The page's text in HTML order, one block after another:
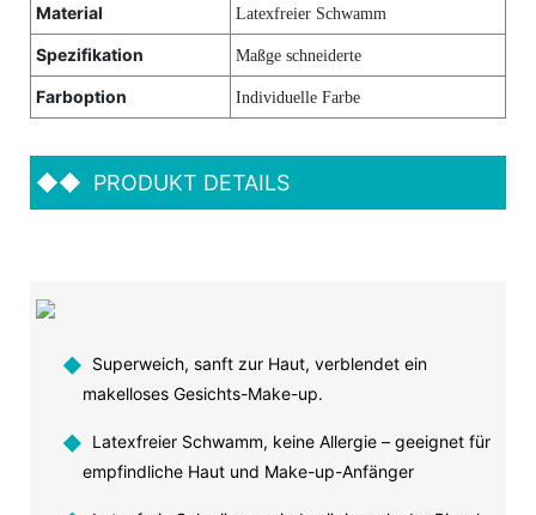
Material Latexfreier Schwamm
Spezifikation Maßge schneiderte
Farboption Individuelle Farbe
◆◆ PRODUKT DETAILS
◆ Superweich, sanft zur Haut, verblendet ein
makelloses Gesichts-Make-up.
◆ Latexfreier Schwamm, keine Allergie – geeignet für
empfindliche Haut und Make-up-Anfänger